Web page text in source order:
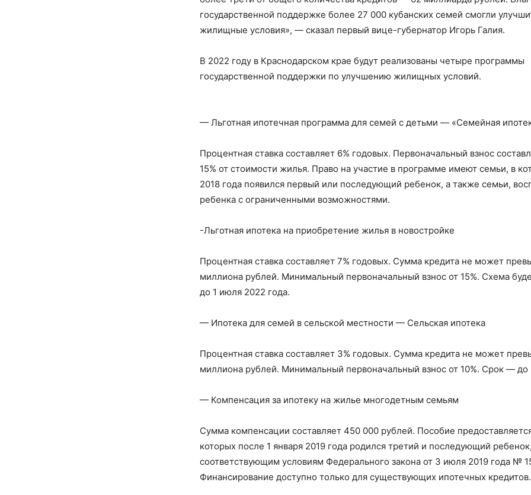
государственной поддержке более 27 000 кубанских семей смогли
жилищные условия», — сказал первый вице-губернатор Игорь Галия.
В 2022 году в Краснодарском крае будут реализованы четыре программы
государственной поддержки по улучшению жилищных условий.
— Льготная ипотечная программа для семей с детьми — «Семейная
Процентная ставка составляет 6% годовых. Первоначальный взнос
15% от стоимости жилья. Право на участие в программе имеют семьи, в
2018 года появился первый или последующий ребенок, а также семьи,
ребенка с ограниченными возможностями.
-Льготная ипотека на приобретение жилья в новостройке
Процентная ставка составляет 7% годовых. Сумма кредита не может
миллиона рублей. Минимальный первоначальный взнос от 15%. Схема
до 1 июля 2022 года.
— Ипотека для семей в сельской местности — Сельская ипотека
Процентная ставка составляет 3% годовых. Сумма кредита не может
миллиона рублей. Минимальный первоначальный взнос от 10%. Срок — до
— Компенсация за ипотеку на жилье многодетным семьям
Сумма компенсации составляет 450 000 рублей. Пособие
которых после 1 января 2019 года родился третий и последующий
соответствующим условиям Федерального закона от 3 июля 2019 года №
Финансирование доступно только для существующих ипотечных кредитов.